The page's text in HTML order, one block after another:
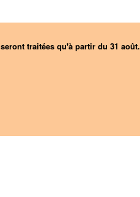
traitées qu'à partir du 31 août.